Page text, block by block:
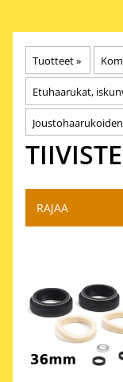
Tuotteet‪»
Etuhaarukat,
RAJAA